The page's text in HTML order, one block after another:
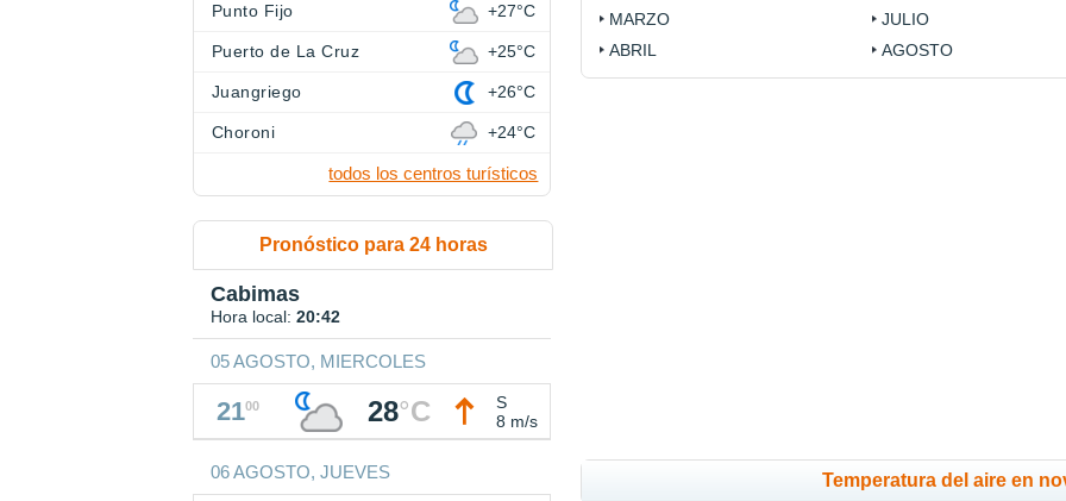
MARZO
ABRIL
JULIO
AGOSTO
Temperatura del aire en
Punto Fijo +27°C
Puerto de La Cruz +25°C
Juangriego +26°C
Choroni +24°C
todos los centros turísticos
Pronóstico para 24 horas
Cabimas
Hora local: 20:42
05 AGOSTO, MIERCOLES
2100 28°C
S
8 m/s
06 AGOSTO, JUEVES